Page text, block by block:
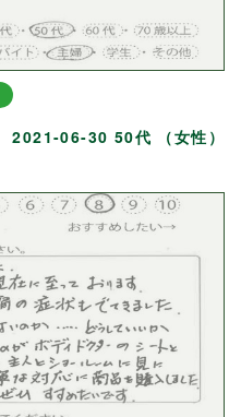
2021-06-30 50代 （女性）